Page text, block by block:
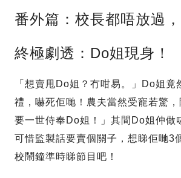
番外篇：校長都唔放過，
終極劇透：Do姐現身！
「想賣甩Do姐？冇咁易。」Do姐竟
禮，嚇死佢哋！農夫當然受寵若驚
要一世侍奉Do姐！」其間Do姐仲做
可惜監製話要賣個關子，想睇佢哋3
校鬧鐘準時睇節目吧！